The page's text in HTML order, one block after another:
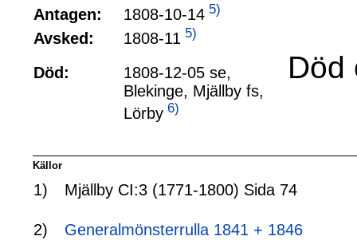
Antagen: 1808-10-14 5)
Avsked: 1808-11 5)
Död:
1808-12-05 se,
Blekinge, Mjällby fs,
Lörby 6)
Död
Källor
1) Mjällby CI:3 (1771-1800) Sida 74
2) Generalmönsterrulla 1841 + 1846